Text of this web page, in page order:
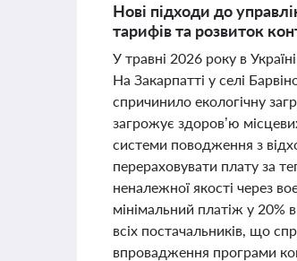
Нові підходи до
тарифів та розвиток
У травні 2026 року в
На Закарпатті у селі
спричинило екологічну
загрожує здоров’ю
системи поводження з
перераховувати плату за
неналежної якості через
мінімальний платіж у 20%
всіх постачальників, що
впровадження програми